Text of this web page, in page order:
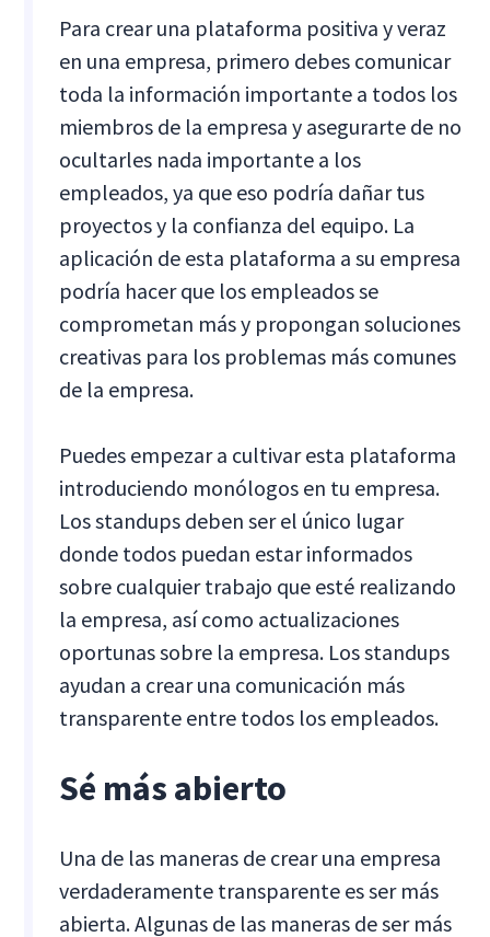
Para crear una plataforma positiva y veraz
en una empresa, primero debes comunicar
toda la información importante a todos los
miembros de la empresa y asegurarte de no
ocultarles nada importante a los
empleados, ya que eso podría dañar tus
proyectos y la confianza del equipo. La
aplicación de esta plataforma a su empresa
podría hacer que los empleados se
comprometan más y propongan soluciones
creativas para los problemas más comunes
de la empresa.
Puedes empezar a cultivar esta plataforma
introduciendo monólogos en tu empresa.
Los standups deben ser el único lugar
donde todos puedan estar informados
sobre cualquier trabajo que esté realizando
la empresa, así como actualizaciones
oportunas sobre la empresa. Los standups
ayudan a crear una comunicación más
transparente entre todos los empleados.
Sé más abierto
Una de las maneras de crear una empresa
verdaderamente transparente es ser más
abierta. Algunas de las maneras de ser más